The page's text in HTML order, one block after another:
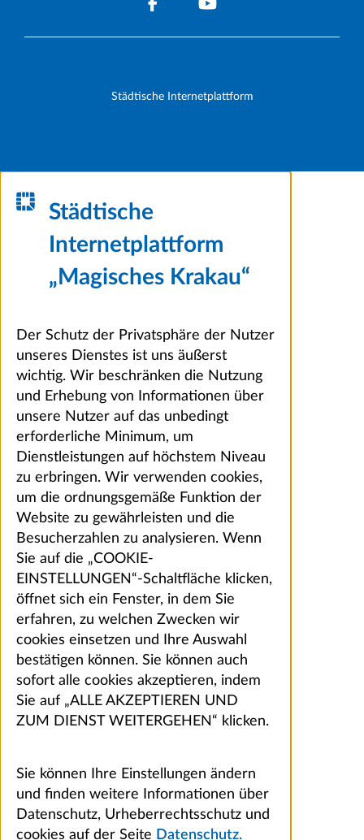
Städtische Internetplattform
Städtische
Internetplattform
„Magisches Krakau“
Der Schutz der Privatsphäre der Nutzer
unseres Dienstes ist uns äußerst
wichtig. Wir beschränken die Nutzung
und Erhebung von Informationen über
unsere Nutzer auf das unbedingt
erforderliche Minimum, um
Dienstleistungen auf höchstem Niveau
zu erbringen. Wir verwenden cookies,
um die ordnungsgemäße Funktion der
Website zu gewährleisten und die
Besucherzahlen zu analysieren. Wenn
Sie auf die „COOKIE-
EINSTELLUNGEN“-Schaltfläche klicken,
öffnet sich ein Fenster, in dem Sie
erfahren, zu welchen Zwecken wir
cookies einsetzen und Ihre Auswahl
bestätigen können. Sie können auch
sofort alle cookies akzeptieren, indem
Sie auf „ALLE AKZEPTIEREN UND
ZUM DIENST WEITERGEHEN“ klicken.
Sie können Ihre Einstellungen ändern
und finden weitere Informationen über
Datenschutz, Urheberrechtsschutz und
cookies auf der Seite Datenschutz.